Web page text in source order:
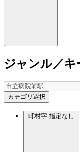
ジャンル／キ
カテゴリ選択
町村字 指定なし